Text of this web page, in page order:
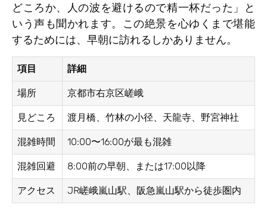
どころか、人の波を避けるので精一杯だった」と
いう声も聞かれます。この絶景を心ゆくまで堪能
するためには、早朝に訪れるしかありません。
項目 詳細
場所 京都市右京区嵯峨
見どころ 渡月橋、竹林の小径、天龍寺、野宮神社
混雑時間 10:00〜16:00が最も混雑
混雑回避 8:00前の早朝、または17:00以降
アクセス JR嵯峨嵐山駅、阪急嵐山駅から徒歩圏内